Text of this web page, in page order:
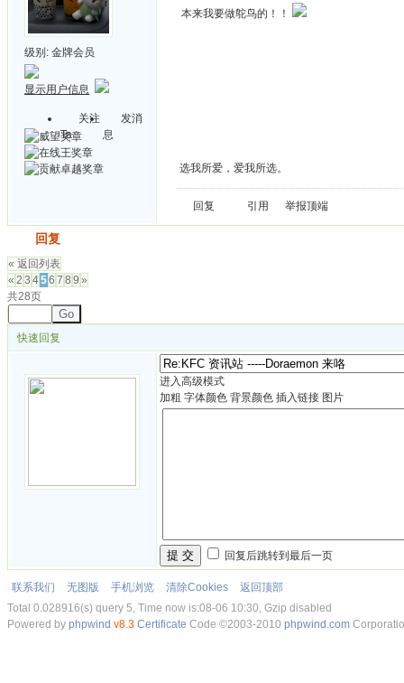
级别: 金牌会员
显示用户信息
关注
Ta
发消
息
本来我要做鸵鸟的！！
选我所爱，爱我所选。
回复 引用 举报顶端
回复
« 返回列表
« 2 3 456 7 8 9 »
共28页
Go
快速回复
进入高级模式
加粗 字体颜色 背景颜色 插入链接 图片
提 交 回复后跳转到最后一页
联系我们 无图版 手机浏览 清除Cookies
返回顶部
Total 0.028916(s) query 5, Time now is:08-06 10:30, Gzip disabled
Powered by phpwind v8.3 Certificate Code ©2003-2010 phpwind.com